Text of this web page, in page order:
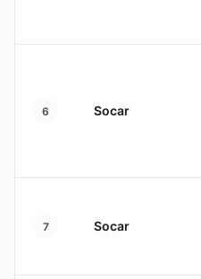
6 Socar
7 Socar